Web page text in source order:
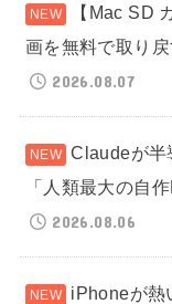
【Mac SD
画を無料で取り
2026.08.07
Claudeが半
「人類最大の自
2026.08.06
iPhoneが熱